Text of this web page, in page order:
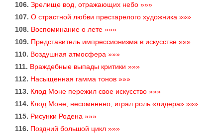
106. Зрелище вод, отражающих небо »»»
107. О страстной любви престарелого художника »»»
108. Воспоминание о лете »»»
109. Представитель импрессионизма в искусстве »»»
110. Воздушная атмосфера »»»
111. Враждебные выпады критики »»»
112. Насыщенная гамма тонов »»»
113. Клод Моне пережил свое искусство »»»
114. Клод Моне, несомненно, играл роль «лидера» »»»
115. Рисунки Родена »»»
116. Поздний большой цикл »»»